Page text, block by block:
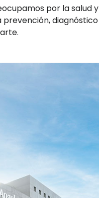
por la
prevención,